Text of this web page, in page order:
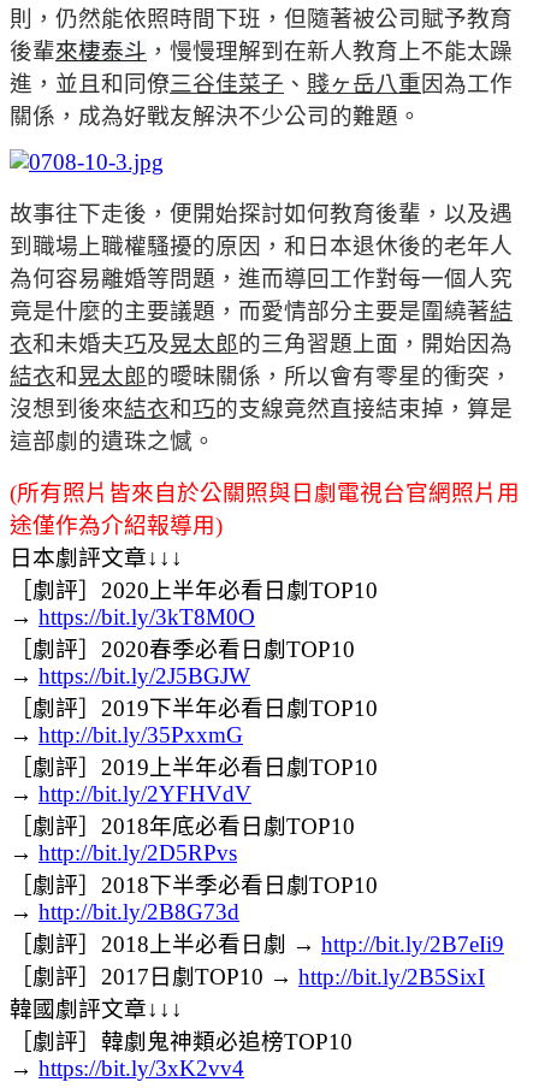
則，仍然能依照時間下班，但隨著被公司賦予教育
後輩來棲泰斗 ，慢慢理解到在新人教育上不能太躁
進，並且和同僚三谷佳菜子 、 賤ヶ岳八重因為工作
關係，成為好戰友解決不少公司的難題。
故事往下走後，便開始探討如何教育後輩，以及遇
到職場上職權騷擾的原因，和日本退休後的老年人
為何容易離婚等問題，進而導回工作對每一個人究
竟是什麼的主要議題，而愛情部分主要是圍繞著結
衣和未婚夫巧及晃太郎的三角習題上面，開始因為
結衣和晃太郎的曖昧關係，所以會有零星的衝突，
沒想到後來結衣和巧的支線竟然直接結束掉，算是
這部劇的遺珠之憾。
(所有照片皆來自於公關照與日劇電視台官網照片用
途僅作為介紹報導用)
日本劇評文章↓↓↓
［劇評］2020上半年必看日劇TOP10
→ https://bit.ly/3kT8M0O
［劇評］2020春季必看日劇TOP10
→ https://bit.ly/2J5BGJW
［劇評］2019下半年必看日劇TOP10
→ http://bit.ly/35PxxmG
［劇評］2019上半年必看日劇TOP10
→ http://bit.ly/2YFHVdV
［劇評］2018年底必看日劇TOP10
→ http://bit.ly/2D5RPvs
［劇評］2018下半季必看日劇TOP10
→ http://bit.ly/2B8G73d
［劇評］2018上半必看日劇 → http://bit.ly/2B7eIi9
［劇評］2017日劇TOP10 → http://bit.ly/2B5SixI
韓國劇評文章↓↓↓
［劇評］韓劇鬼神類必追榜TOP10
→ https://bit.ly/3xK2vv4